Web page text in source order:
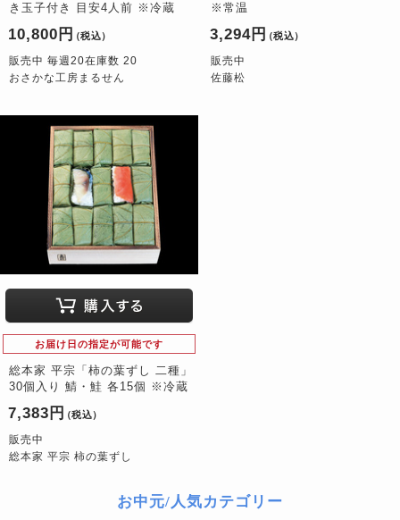
き玉子付き 目安4人前 ※冷蔵
10,800円 （税込）
販売中 毎週20在庫数 20
おさかな工房まるせん
※常温
3,294円 （税込）
販売中
佐藤松
お届け日の指定が可能です
総本家 平宗「柿の葉ずし 二種」
30個入り 鯖・鮭 各15個 ※冷蔵
7,383円 （税込）
販売中
総本家 平宗 柿の葉ずし
お中元/人気カテゴリー